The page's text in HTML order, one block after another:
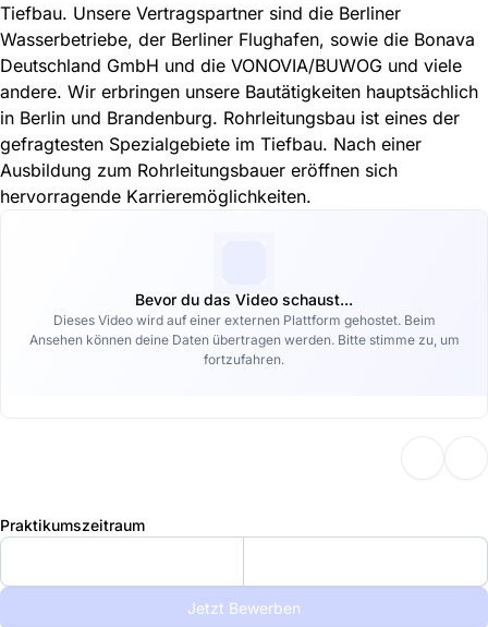
Tiefbau. Unsere Vertragspartner sind die Berliner
Wasserbetriebe, der Berliner Flughafen, sowie die Bonava
Deutschland GmbH und die VONOVIA/BUWOG und viele
andere. Wir erbringen unsere Bautätigkeiten hauptsächlich
in Berlin und Brandenburg. Rohrleitungsbau ist eines der
gefragtesten Spezialgebiete im Tiefbau. Nach einer
Ausbildung zum Rohrleitungsbauer eröffnen sich
hervorragende Karrieremöglichkeiten.
Bevor du das Video schaust...
Dieses Video wird auf einer externen Plattform gehostet. Beim
Ansehen können deine Daten übertragen werden. Bitte stimme zu, um
fortzufahren.
Praktikumszeitraum
Jetzt Bewerben